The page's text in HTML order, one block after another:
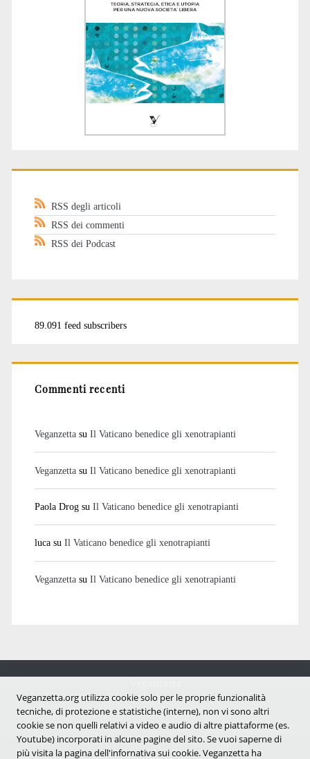
RSS degli articoli
RSS dei commenti
RSS dei Podcast
89.091 feed subscribers
Commenti recenti
Veganzettasu Il Vaticano benedice gli xenotrapianti
Veganzettasu Il Vaticano benedice gli xenotrapianti
Paola Drogsu Il Vaticano benedice gli xenotrapianti
lucasu Il Vaticano benedice gli xenotrapianti
Veganzettasu Il Vaticano benedice gli xenotrapianti
Notizie dal mondo vegan e antispecista
Veganzetta.org utilizza cookie solo per le proprie funzionalità
tecniche, di protezione e statistiche (interne), non vi sono altri
cookie se non quelli relativi a video e audio di altre piattaforme (es.
Youtube) incorporati in alcune pagine del sito. Se vuoi saperne di
più visita la pagina dell'infornativa sui cookie. Veganzetta ha